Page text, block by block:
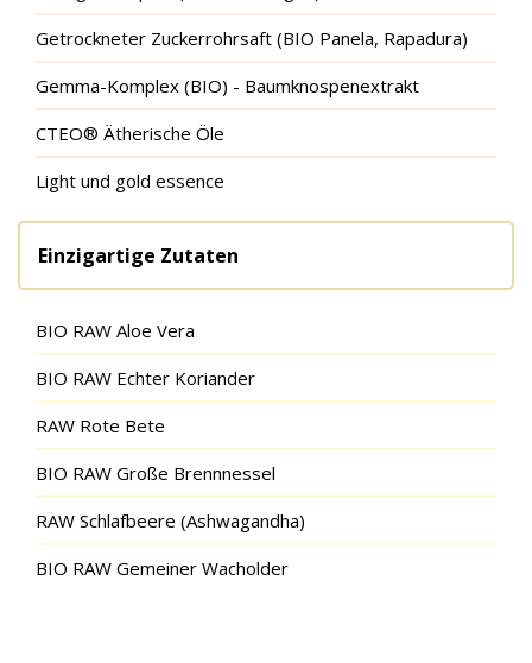
Getrockneter Zuckerrohrsaft (BIO Panela, Rapadura)
Gemma-Komplex (BIO) - Baumknospenextrakt
CTEO® Ätherische Öle
Light und gold essence
Einzigartige Zutaten
BIO RAW Aloe Vera
BIO RAW Echter Koriander
RAW Rote Bete
BIO RAW Große Brennnessel
RAW Schlafbeere (Ashwagandha)
BIO RAW Gemeiner Wacholder